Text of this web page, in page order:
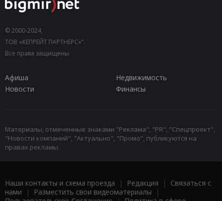
© 2000-2024,
ТОВ «КЕПРЕЙТ ПАРТНЕРС»".
Все права защищены.
Афиша
Недвижимость
Новости
Финансы
Материалы, отмеченные знаками "Реклама", "PR", "Спецпроект",
"Новости компаний", "Актуально", "Промо", публикуются на
правах рекламы.
Наши контакты и схема проезда | Редакция | Связаться с
нами | Разместить свои видеоматериалы |